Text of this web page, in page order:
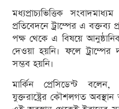
মধ্যপ্রাচ্যভিত্তিক
প্রতিবেদনে ট্রাম্পের এ বক্তব্য
পক্ষ থেকে এ বিষয়ে
দেওয়া হয়নি। ফলে ট্রাম্পের
সম্ভব হয়নি।
মার্কিন প্রেসিডেন্ট
যুক্তরাষ্ট্রের কৌশলগত